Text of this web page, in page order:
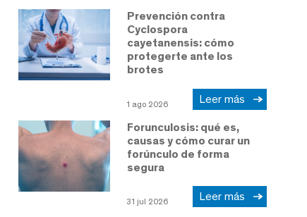
Prevención contra
Cyclospora
cayetanensis: cómo
protegerte ante los
brotes
1 ago 2026 Leer más
Forunculosis: qué es,
causas y cómo curar un
forúnculo de forma
segura
31 jul 2026 Leer más